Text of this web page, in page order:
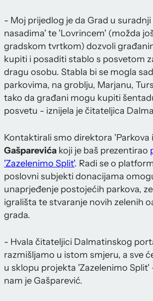
- Moj prijedlog je da Grad u suradnji
nasadima' te 'Lovrincem' (možda
gradskom tvrtkom) dozvoli
kupiti i posaditi stablo s posvetom
dragu osobu. Stabla bi se mogla
parkovima, na groblju, Marjanu,
tako da građani mogu kupiti
posvetu - iznijela je čitateljica
Kontaktirali smo direktora 'Parkova
Gašparevića koji je baš prezentirao
'Zazelenimo Split'. Radi se o
poslovni subjekti donacijama
unaprjeđenje postojećih parkova,
igrališta te stvaranje novih zelenih
grada.
- Hvala čitateljici Dalmatinskog
razmišljamo u istom smjeru, a sve
u sklopu projekta 'Zazelenimo
nam je Gašparević.